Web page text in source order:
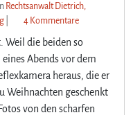
Rechtsanwalt Dietrich,
4 Kommentarez
a
c
k
t
Weil die beiden so
Abends vor dem
heraus, die er
Weihnachten geschenkt
von den scharfen